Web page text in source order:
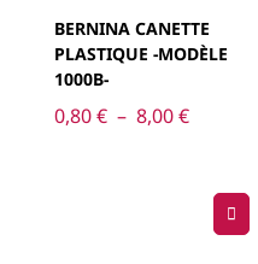
BERNINA CANETTE
PLASTIQUE -MODÈLE
1000B-
0,80€ – 8,00€Plage
0,80 €